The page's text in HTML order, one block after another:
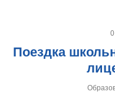
Поездка